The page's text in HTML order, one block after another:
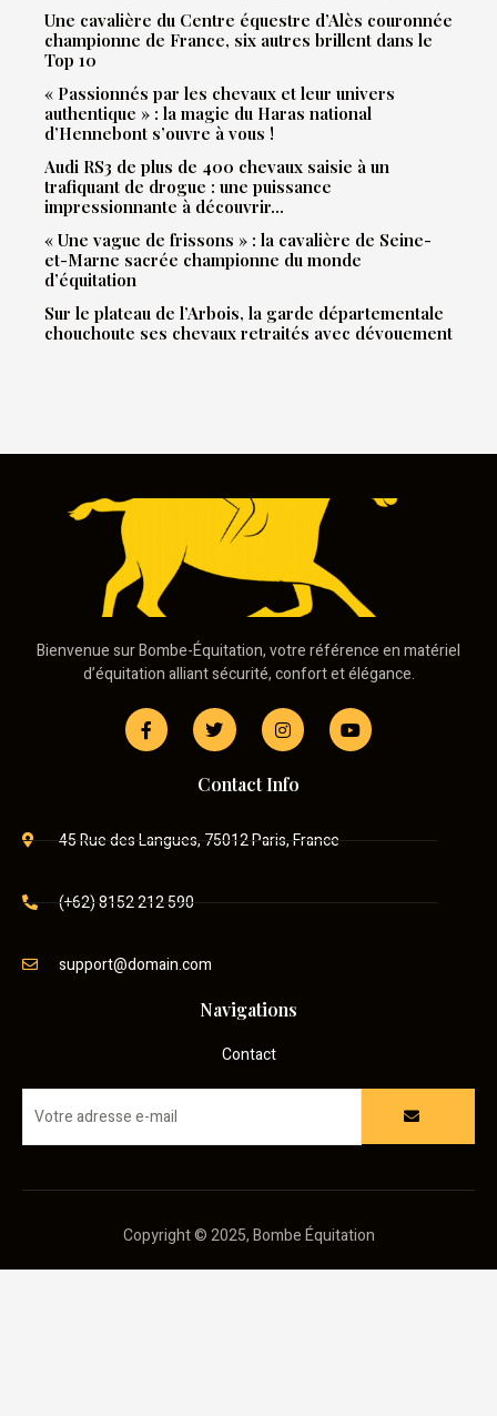
Une cavalière du Centre équestre d’Alès couronnée
championne de France, six autres brillent dans le
Top 10
« Passionnés par les chevaux et leur univers
authentique » : la magie du Haras national
d’Hennebont s’ouvre à vous !
Audi RS3 de plus de 400 chevaux saisie à un
trafiquant de drogue : une puissance
impressionnante à découvrir…
« Une vague de frissons » : la cavalière de Seine-
et-Marne sacrée championne du monde
d’équitation
Sur le plateau de l’Arbois, la garde départementale
chouchoute ses chevaux retraités avec dévouement
Bienvenue sur Bombe-Équitation, votre référence en matériel
d’équitation alliant sécurité, confort et élégance.
Contact Info
45 Rue des Langues, 75012 Paris, France
(+62) 8152 212 590
support@domain.com
Navigations
Contact
Copyright © 2025, Bombe Équitation